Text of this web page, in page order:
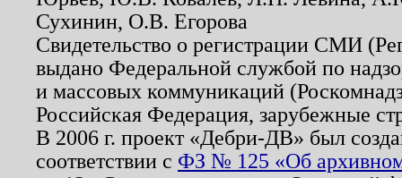
Сухинин, О.В. Егорова
Свидетельство о регистрации СМИ
выдано Федеральной службой по
и массовых коммуникаций
Российская Федерация, зарубежные
В 2006 г. проект «Дебри-ДВ» был
соответствии с ФЗ № 125 «Об